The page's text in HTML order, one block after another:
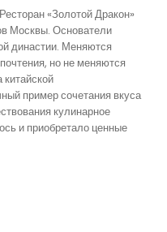
«Золотой Дракон»
Москвы. Основатели
династии. Меняются
но не меняются
пример сочетания вкуса
кулинарное
и приобретало ценные